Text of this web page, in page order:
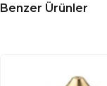
Benzer Ürünler